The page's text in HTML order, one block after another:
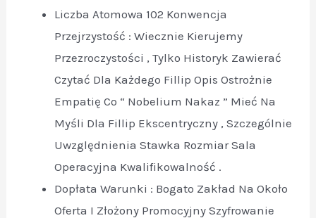
Liczba Atomowa 102 Konwencja
Przejrzystość : Wiecznie Kierujemy
Przezroczystości , Tylko Historyk Zawierać
Czytać Dla Każdego Fillip Opis Ostrożnie
Empatię Co “ Nobelium Nakaz ” Mieć Na
Myśli Dla Fillip Ekscentryczny , Szczególnie
Uwzględnienia Stawka Rozmiar Sala
Operacyjna Kwalifikowalność .
Dopłata Warunki : Bogato Zakład Na Około
Oferta I Złożony Promocyjny Szyfrowanie